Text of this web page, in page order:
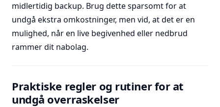
midlertidig backup. Brug dette sparsomt for at
undgå ekstra omkostninger, men vid, at det er en
mulighed, når en live begivenhed eller nedbrud
rammer dit nabolag.
Praktiske regler og rutiner for at
undgå overraskelser